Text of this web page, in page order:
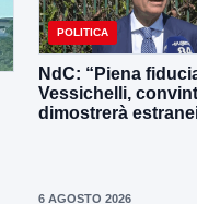
POLITICA
NdC: “Piena
Vessichelli,
dimostrerà
6 AGOSTO 2026